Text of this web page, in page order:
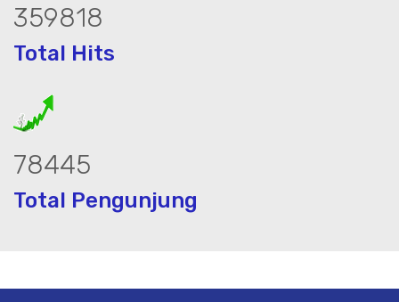
465062
Total Hits
101390
Total Pengunjung